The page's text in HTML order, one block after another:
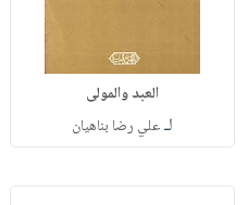
العبد والمولى
لـعلي رضا بناهيان